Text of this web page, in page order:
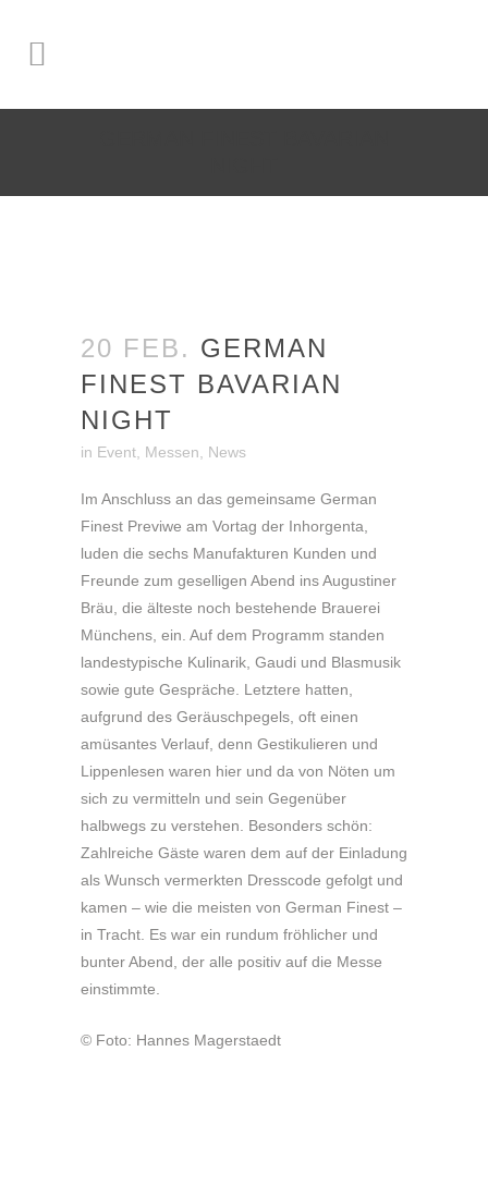
20 FEB. GERMAN
FINEST BAVARIAN
NIGHT
in Event Messen News
Im Anschluss an das gemeinsame German
Finest Previwe am Vortag der Inhorgenta,
luden die sechs Manufakturen Kunden und
Freunde zum geselligen Abend ins Augustiner
Bräu, die älteste noch bestehende Brauerei
Münchens, ein. Auf dem Programm standen
landestypische Kulinarik, Gaudi und Blasmusik
sowie gute Gespräche. Letztere hatten,
aufgrund des Geräuschpegels, oft einen
amüsantes Verlauf, denn Gestikulieren und
Lippenlesen waren hier und da von Nöten um
sich zu vermitteln und sein Gegenüber
halbwegs zu verstehen. Besonders schön:
Zahlreiche Gäste waren dem auf der Einladung
als Wunsch vermerkten Dresscode gefolgt und
kamen – wie die meisten von German Finest –
in Tracht. Es war ein rundum fröhlicher und
bunter Abend, der alle positiv auf die Messe
einstimmte.
© Foto: Hannes Magerstaedt